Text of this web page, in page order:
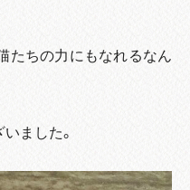
たちの力にもなれるなん
ました。